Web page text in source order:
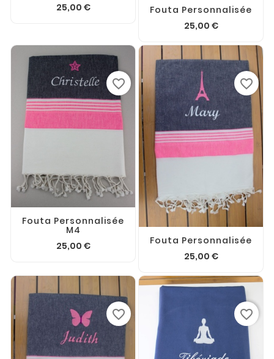
25,00 €
Fouta Personnalisée
25,00 €
Fouta Personnalisée
M4
25,00 €
favorite_border
Fouta Personnalisée
25,00 €
favorite_border
favorite_border favorite_border